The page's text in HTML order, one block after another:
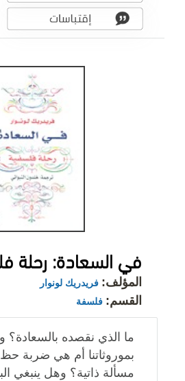
في السعادة: رحلة
المؤلف: فريدريك لونوار
القسم: فلسفة
ما الذي نقصده بالسعادة؟
بموروثاتنا أم هي ضربة
مسألة ذاتية؟ وهل ينبغي